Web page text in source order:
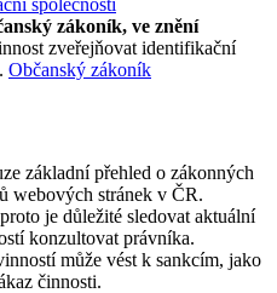
společnosti
zákoník, ve znění
zveřejňovat identifikační
Občanský zákoník
základní přehled o zákonných
webových stránek v ČR.
je důležité sledovat aktuální
konzultovat právníka.
může vést k sankcím, jako
činnosti.